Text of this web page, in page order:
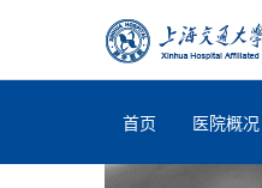
首页 医院概况